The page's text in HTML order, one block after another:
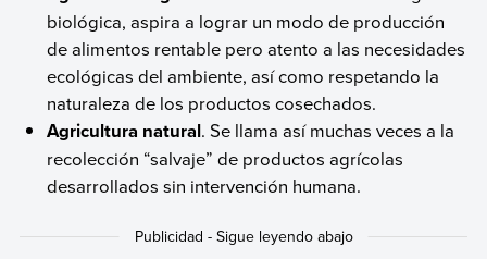
biológica, aspira a lograr un modo de producción
de alimentos rentable pero atento a las necesidades
ecológicas del ambiente, así como respetando la
naturaleza de los productos cosechados.
Agricultura natural. Se llama así muchas veces a la
recolección “salvaje” de productos agrícolas
desarrollados sin intervención humana.